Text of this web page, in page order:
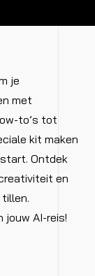
je
met
to’s tot
kit maken
Ontdek
en
jouw AI-reis!